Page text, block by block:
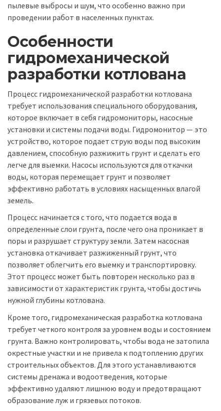
пылевые выбросы и шум, что особенно важно при
проведении работ в населенных пунктах.
Особенности
гидромеханической
разработки котлована
Процесс гидромеханической разработки котлована
требует использования специального оборудования,
которое включает в себя гидромониторы, насосные
установки и системы подачи воды. Гидромонитор — это
устройство, которое подает струю воды под высоким
давлением, способную разжижить грунт и сделать его
легче для выемки. Насосы используются для откачки
воды, которая перемещает грунт и позволяет
эффективно работать в условиях насыщенных влагой
земель.
Процесс начинается с того, что подается вода в
определенные слои грунта, после чего она проникает в
поры и разрушает структуру земли. Затем насосная
установка откачивает разжиженный грунт, что
позволяет облегчить его выемку и транспортировку.
Этот процесс может быть повторен несколько раз в
зависимости от характеристик грунта, чтобы достичь
нужной глубины котлована.
Кроме того, гидромеханическая разработка котлована
требует четкого контроля за уровнем воды и состоянием
грунта. Важно контролировать, чтобы вода не затопила
окрестные участки и не привела к подтоплению других
строительных объектов. Для этого устанавливаются
системы дренажа и водоотведения, которые
эффективно удаляют лишнюю воду и предотвращают
образование луж и грязевых потоков.